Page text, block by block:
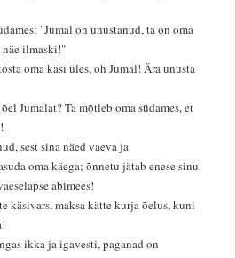
"Jumal on unustanud, ta on oma
ilmaski!"
oma käsi üles, oh Jumal! Ära unusta
Jumalat? Ta mõtleb oma südames, et
sest sina näed vaeva ja
oma käega; õnnetu jätab enese sinu
abimees!
käsivars, maksa kätte kurja õelus, kuni
ikka ja igavesti, paganad on